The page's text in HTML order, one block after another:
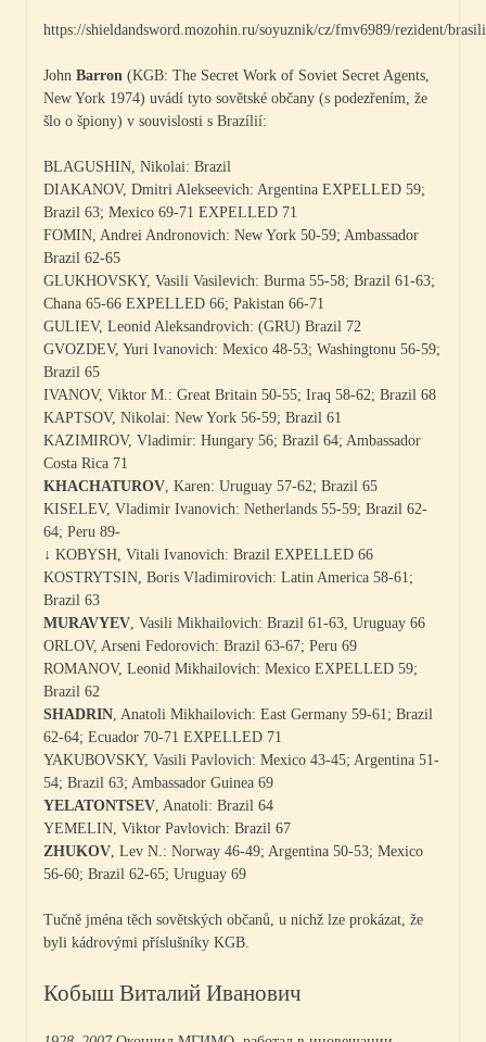
https://shieldandsword.mozohin.ru/soyuznik/cz/fmv6989/rezident/
John Barron (KGB: The Secret Work of Soviet Secret Agents,
New York 1974) uvádí tyto sovětské občany (s podezřením, že
šlo o špiony) v souvislosti s Brazílií:
BLAGUSHIN, Nikolai: Brazil
DIAKANOV, Dmitri Alekseevich: Argentina EXPELLED 59;
Brazil 63; Mexico 69-71 EXPELLED 71
FOMIN, Andrei Andronovich: New York 50-59; Ambassador
Brazil 62-65
GLUKHOVSKY, Vasili Vasilevich: Burma 55-58; Brazil 61-63;
Chana 65-66 EXPELLED 66; Pakistan 66-71
GULIEV, Leonid Aleksandrovich: (GRU) Brazil 72
GVOZDEV, Yuri Ivanovich: Mexico 48-53; Washingtonu 56-59;
Brazil 65
IVANOV, Viktor M.: Great Britain 50-55; Iraq 58-62; Brazil 68
KAPTSOV, Nikolai: New York 56-59; Brazil 61
KAZIMIROV, Vladimir: Hungary 56; Brazil 64; Ambassador
Costa Rica 71
KHACHATUROV, Karen: Uruguay 57-62; Brazil 65
KISELEV, Vladimir Ivanovich: Netherlands 55-59; Brazil 62-
64; Peru 89-
↓ KOBYSH, Vitali Ivanovich: Brazil EXPELLED 66
KOSTRYTSIN, Boris Vladimirovich: Latin America 58-61;
Brazil 63
MURAVYEV, Vasili Mikhailovich: Brazil 61-63, Uruguay 66
ORLOV, Arseni Fedorovich: Brazil 63-67; Peru 69
ROMANOV, Leonid Mikhailovich: Mexico EXPELLED 59;
Brazil 62
SHADRIN, Anatoli Mikhailovich: East Germany 59-61; Brazil
62-64; Ecuador 70-71 EXPELLED 71
YAKUBOVSKY, Vasili Pavlovich: Mexico 43-45; Argentina 51-
54; Brazil 63; Ambassador Guinea 69
YELATONTSEV, Anatoli: Brazil 64
YEMELIN, Viktor Pavlovich: Brazil 67
ZHUKOV, Lev N.: Norway 46-49; Argentina 50-53; Mexico
56-60; Brazil 62-65; Uruguay 69
Tučně jména těch sovětských občanů, u nichž lze prokázat, že
byli kádrovými příslušníky KGB.
Кобыш Виталий Иванович